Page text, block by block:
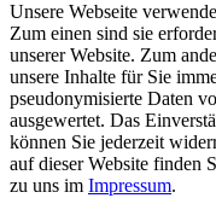
Unsere Webseite
Zum einen sind sie
unserer Website. Zum
unsere Inhalte für Sie
pseudonymisierte Daten
ausgewertet. Das
können Sie jederzeit
auf dieser Website finden
zu uns im Impressum.